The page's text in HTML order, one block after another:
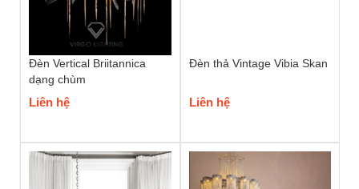
Đèn Vertical Briitannica
dạng chùm
Liên hệ
Đèn thả Vintage Vibia Skan
Liên hệ